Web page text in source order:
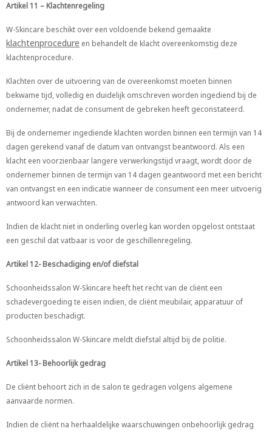
Artikel 11 – Klachtenregeling
W-Skincare beschikt over een voldoende bekend gemaakte
klachtenprocedure en behandelt de klacht overeenkomstig deze
klachtenprocedure.
Klachten over de uitvoering van de overeenkomst moeten binnen
bekwame tijd, volledig en duidelijk omschreven worden ingediend bij de
ondernemer, nadat de consument de gebreken heeft geconstateerd.
Bij de ondernemer ingediende klachten worden binnen een termijn van 14
dagen gerekend vanaf de datum van ontvangst beantwoord. Als een
klacht een voorzienbaar langere verwerkingstijd vraagt, wordt door de
ondernemer binnen de termijn van 14 dagen geantwoord met een bericht
van ontvangst en een indicatie wanneer de consument een meer uitvoerig
antwoord kan verwachten.
Indien de klacht niet in onderling overleg kan worden opgelost ontstaat
een geschil dat vatbaar is voor de geschillenregeling.
Artikel 12- Beschadiging en/of diefstal
Schoonheidssalon W-Skincare heeft het recht van de cliënt een
schadevergoeding te eisen indien, de cliënt meubilair, apparatuur of
producten beschadigt.
Schoonheidssalon W-Skincare meldt diefstal altijd bij de politie.
Artikel 13- Behoorlijk gedrag
De cliënt behoort zich in de salon te gedragen volgens algemene
aanvaarde normen.
Indien de cliënt na herhaaldelijke waarschuwingen onbehoorlijk gedrag